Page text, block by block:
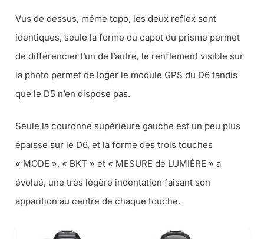
Vus de dessus, même topo, les deux reflex sont
identiques, seule la forme du capot du prisme permet
de différencier l’un de l’autre, le renflement visible sur
la photo permet de loger le module GPS du D6 tandis
que le D5 n’en dispose pas.
Seule la couronne supérieure gauche est un peu plus
épaisse sur le D6, et la forme des trois touches
« MODE », « BKT » et « MESURE de LUMIÈRE » a
évolué, une très légère indentation faisant son
apparition au centre de chaque touche.